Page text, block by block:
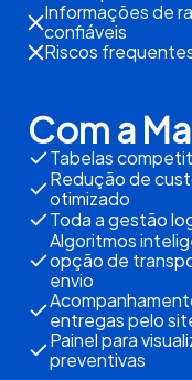
Informações de
confiáveis
Riscos
Com a
Tabelas
Redução de
otimizado
Toda a gestão
Algoritmos
opção de
envio
entregas pelo
Painel para
preventivas